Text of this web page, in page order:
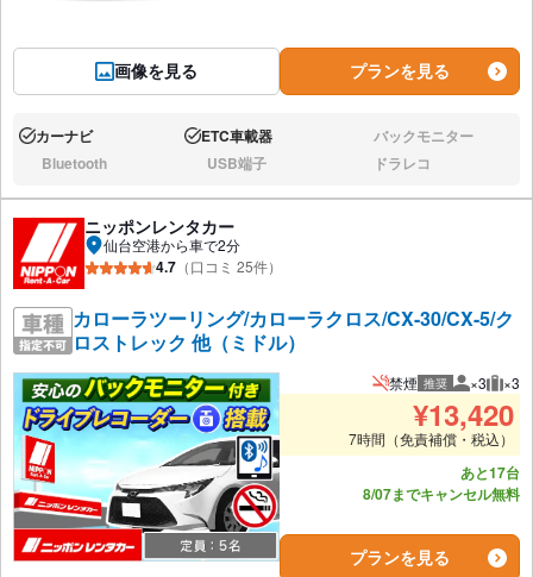
画像を見る プランを見る
あり:カーナビ あり:ETC車載器 なし:バックモニター
なし:Bluetooth なし:USB端子 なし:ドラレコ
ニッポンレンタカー
仙台空港から車で2分
4.7 （口コミ 25件）
カローラツーリング/カローラクロス/CX-30/CX-5/ク
ロストレック 他（ミドル）
禁煙 推奨 推奨人数
×3 推
×3
¥13,420
7時間（免責補償・税込）
あと17台
8/07までキャンセル無料
プランを見る